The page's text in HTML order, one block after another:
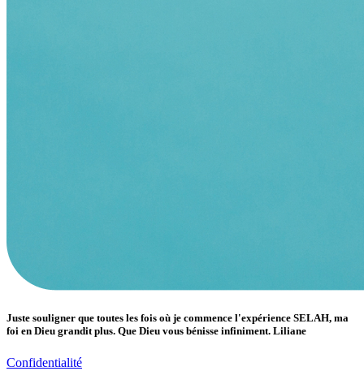
Juste souligner que toutes les fois où je commence l'expérience SELAH, ma
foi en Dieu grandit plus. Que Dieu vous bénisse infiniment. Liliane
Confidentialité